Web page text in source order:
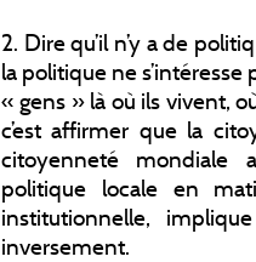
2. Dire qu’il n’y a de
la politique ne
« gens » là où ils vivent,
c’est affirmer que la
citoyenneté mondiale
politique locale en
institutionnelle,
inversement.